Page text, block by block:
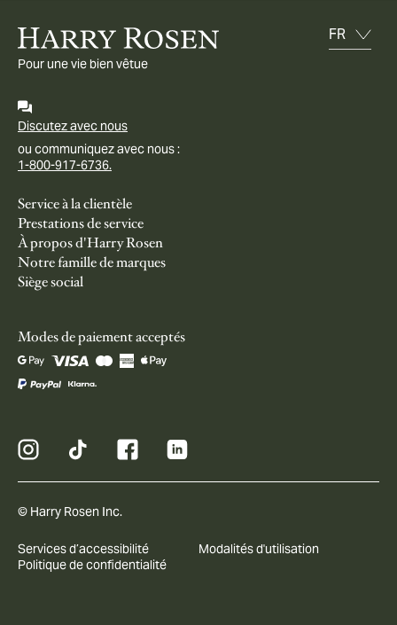
Pour une vie bien vêtue
Discutez avec nous
ou communiquez avec nous :
1-800-917-6736.
Service à la clientèle
Prestations de service
À propos d'Harry Rosen
Notre famille de marques
Siège social
Modes de paiement acceptés
© Harry Rosen Inc.
Services d’accessibilité
Modalités d'utilisation
Politique de confidentialité